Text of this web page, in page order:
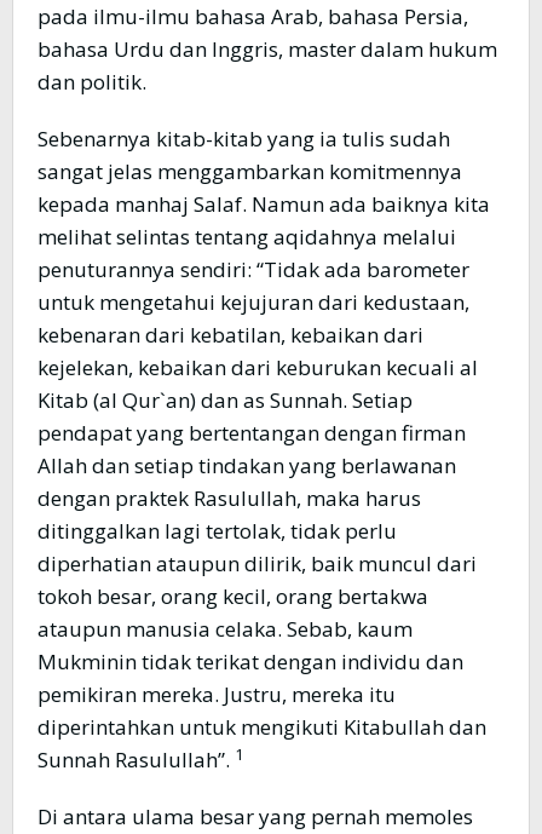
pada ilmu-ilmu bahasa Arab, bahasa Persia,
bahasa Urdu dan Inggris, master dalam hukum
dan politik.
Sebenarnya kitab-kitab yang ia tulis sudah
sangat jelas menggambarkan komitmennya
kepada manhaj Salaf. Namun ada baiknya kita
melihat selintas tentang aqidahnya melalui
penuturannya sendiri: “Tidak ada barometer
untuk mengetahui kejujuran dari kedustaan,
kebenaran dari kebatilan, kebaikan dari
kejelekan, kebaikan dari keburukan kecuali al
Kitab (al Qur`an) dan as Sunnah. Setiap
pendapat yang bertentangan dengan firman
Allah dan setiap tindakan yang berlawanan
dengan praktek Rasulullah, maka harus
ditinggalkan lagi tertolak, tidak perlu
diperhatian ataupun dilirik, baik muncul dari
tokoh besar, orang kecil, orang bertakwa
ataupun manusia celaka. Sebab, kaum
Mukminin tidak terikat dengan individu dan
pemikiran mereka. Justru, mereka itu
diperintahkan untuk mengikuti Kitabullah dan
Sunnah Rasulullah”. 1
Di antara ulama besar yang pernah memoles